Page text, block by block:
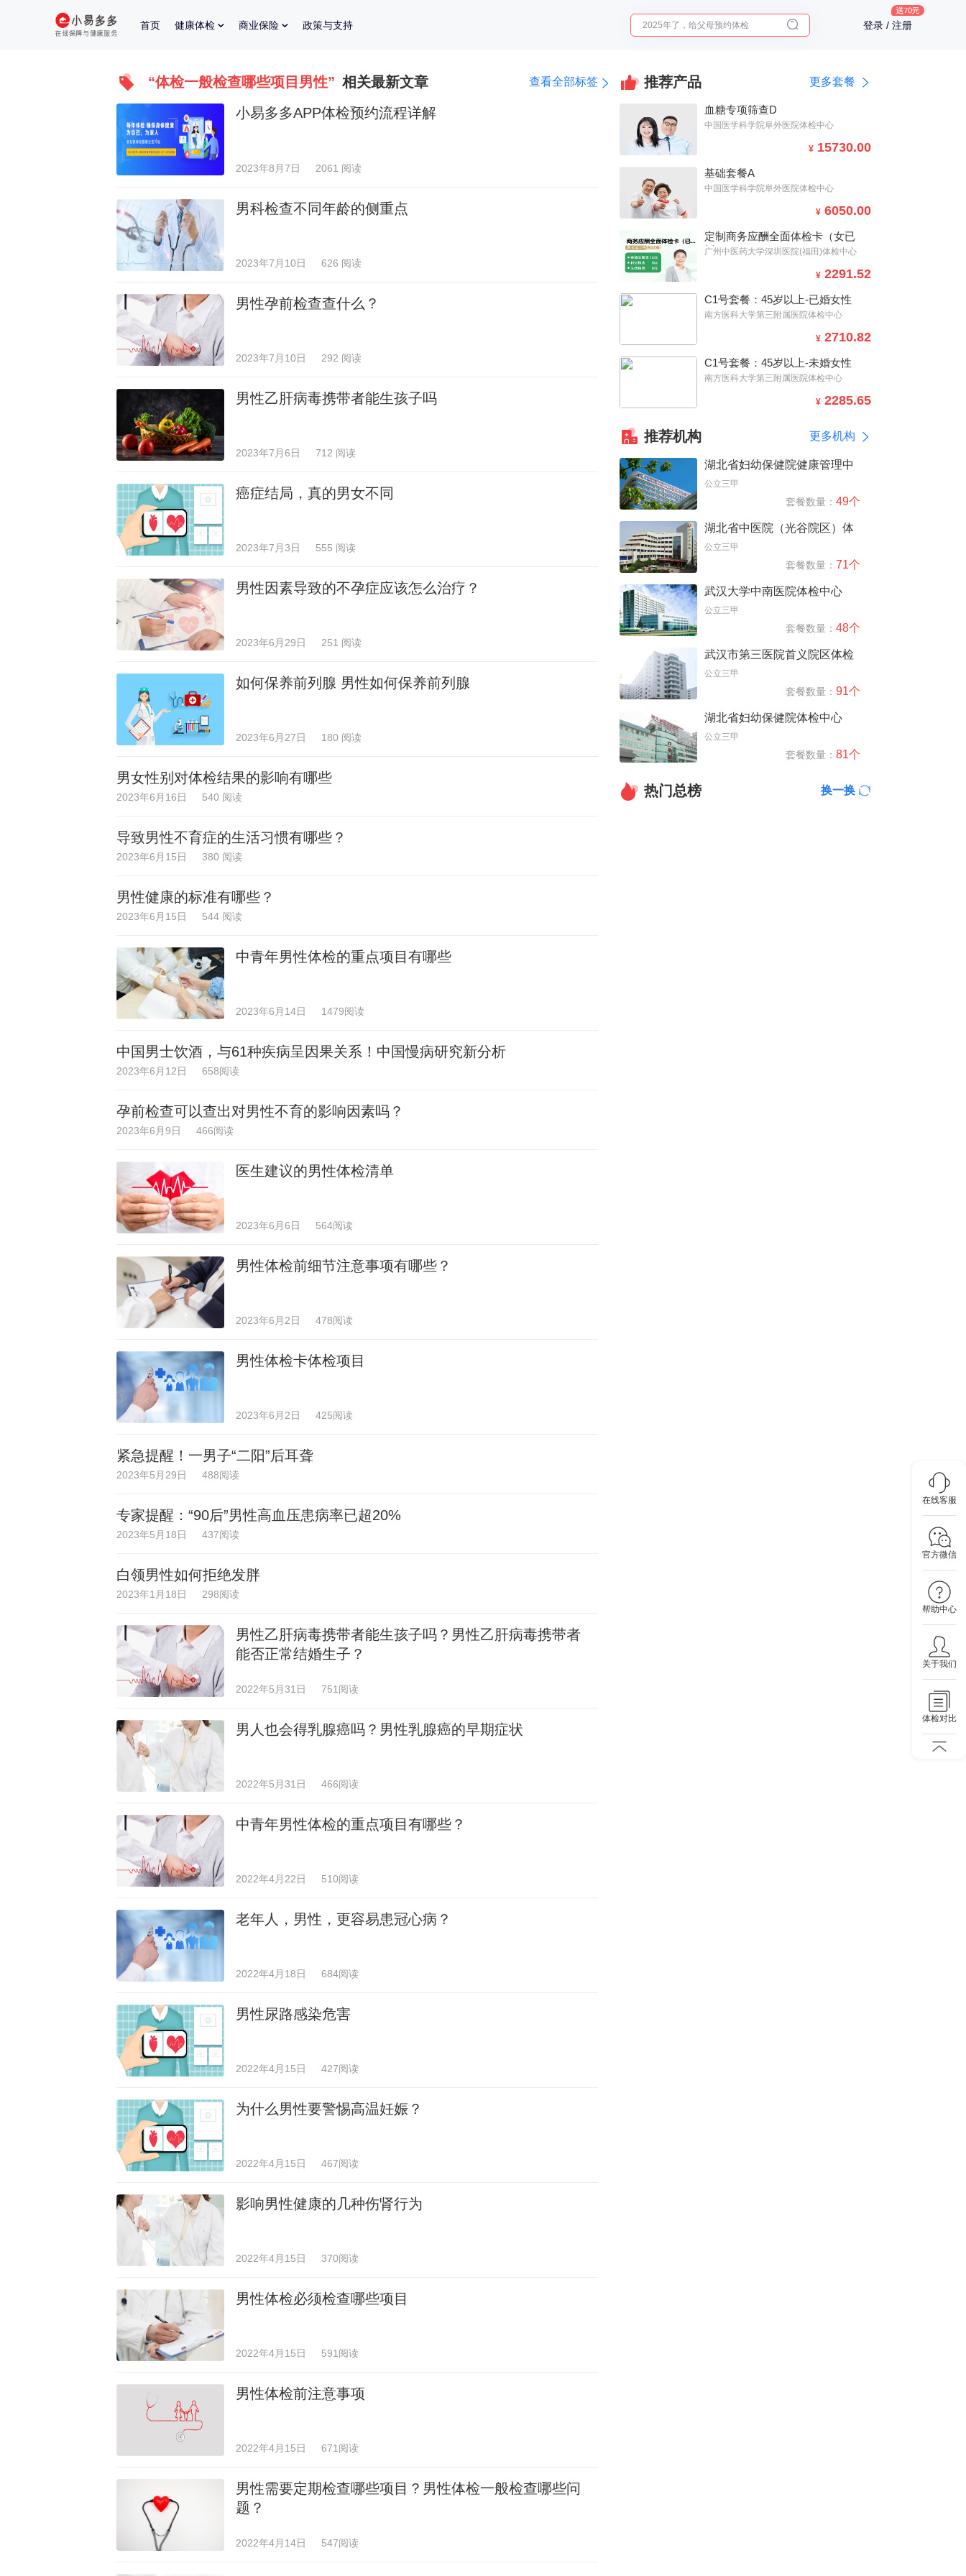
首页 健康体检 商业保险 政策与支持 体检前能吃药吗？
2025年了，给父母预约体检
登录 / 注册
在线客服
官方微信
帮助中心
关于我们
体检对比
“体检一般检查哪些项目男性” 相关最新文章 查看全部标签
小易多多APP体检预约流程详解
2023年8月7日 2061 阅读
男科检查不同年龄的侧重点
2023年7月10日 626 阅读
男性孕前检查查什么？
2023年7月10日 292 阅读
男性乙肝病毒携带者能生孩子吗
2023年7月6日 712 阅读
癌症结局，真的男女不同
2023年7月3日 555 阅读
男性因素导致的不孕症应该怎么治疗？
2023年6月29日 251 阅读
如何保养前列腺 男性如何保养前列腺
2023年6月27日 180 阅读
男女性别对体检结果的影响有哪些
2023年6月16日 540 阅读
导致男性不育症的生活习惯有哪些？
2023年6月15日 380 阅读
男性健康的标准有哪些？
2023年6月15日 544 阅读
中青年男性体检的重点项目有哪些
2023年6月14日 1479阅读
中国男士饮酒，与61种疾病呈因果关系！中国慢病研究新分析
2023年6月12日 658阅读
孕前检查可以查出对男性不育的影响因素吗？
2023年6月9日 466阅读
医生建议的男性体检清单
2023年6月6日 564阅读
男性体检前细节注意事项有哪些？
2023年6月2日 478阅读
男性体检卡体检项目
2023年6月2日 425阅读
紧急提醒！一男子“二阳”后耳聋
2023年5月29日 488阅读
专家提醒：“90后”男性高血压患病率已超20%
2023年5月18日 437阅读
白领男性如何拒绝发胖
2023年1月18日 298阅读
男性乙肝病毒携带者能生孩子吗？男性乙肝病毒携带者
能否正常结婚生子？
2022年5月31日 751阅读
男人也会得乳腺癌吗？男性乳腺癌的早期症状
2022年5月31日 466阅读
中青年男性体检的重点项目有哪些？
2022年4月22日 510阅读
老年人，男性，更容易患冠心病？
2022年4月18日 684阅读
男性尿路感染危害
2022年4月15日 427阅读
为什么男性要警惕高温妊娠？
2022年4月15日 467阅读
影响男性健康的几种伤肾行为
2022年4月15日 370阅读
男性体检必须检查哪些项目
2022年4月15日 591阅读
男性体检前注意事项
2022年4月15日 671阅读
男性需要定期检查哪些项目？男性体检一般检查哪些问
题？
2022年4月14日 547阅读
推荐产品 更多套餐
血糖专项筛查D
中国医学科学院阜外医院体检中心
¥ 15730.00
基础套餐A
中国医学科学院阜外医院体检中心
¥ 6050.00
定制商务应酬全面体检卡（女已
婚）
广州中医药大学深圳医院(福田)体检中心
¥ 2291.52
C1号套餐：45岁以上-已婚女性
南方医科大学第三附属医院体检中心
¥ 2710.82
C1号套餐：45岁以上-未婚女性
南方医科大学第三附属医院体检中心
¥ 2285.65
推荐机构 更多机构
湖北省妇幼保健院健康管理中
心（洪山院区）
公立三甲
套餐数量： 49个
湖北省中医院（光谷院区）体
检中心
公立三甲
套餐数量： 71个
武汉大学中南医院体检中心
公立三甲
套餐数量： 48个
武汉市第三医院首义院区体检
中心
公立三甲
套餐数量： 91个
湖北省妇幼保健院体检中心
（街道口院区）
公立三甲
套餐数量： 81个
热门总榜 换一换